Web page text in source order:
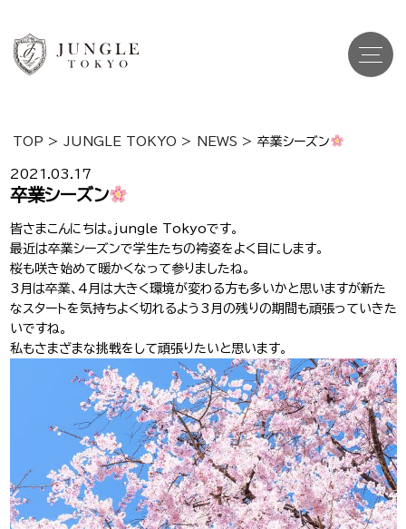
Gravure グラビア
Recruit Cast キャスト求人
Recruit Staff スタッフ求人
Shop Info 店舗一覧
J-Tokyo
Entertainment
プロダクション事業
TOP > JUNGLE TOKYO > NEWS > 卒業シーズン
2021.03.17
卒業シーズン
皆さまこんにちは。jungle Tokyoです。
最近は卒業シーズンで学生たちの袴姿をよく目にします。
桜も咲き始めて暖かくなって参りましたね。
3月は卒業、4月は大きく環境が変わる方も多いかと思いますが新た
なスタートを気持ちよく切れるよう3月の残りの期間も頑張っていきた
いですね。
私もさまざまな挑戦をして頑張りたいと思います。